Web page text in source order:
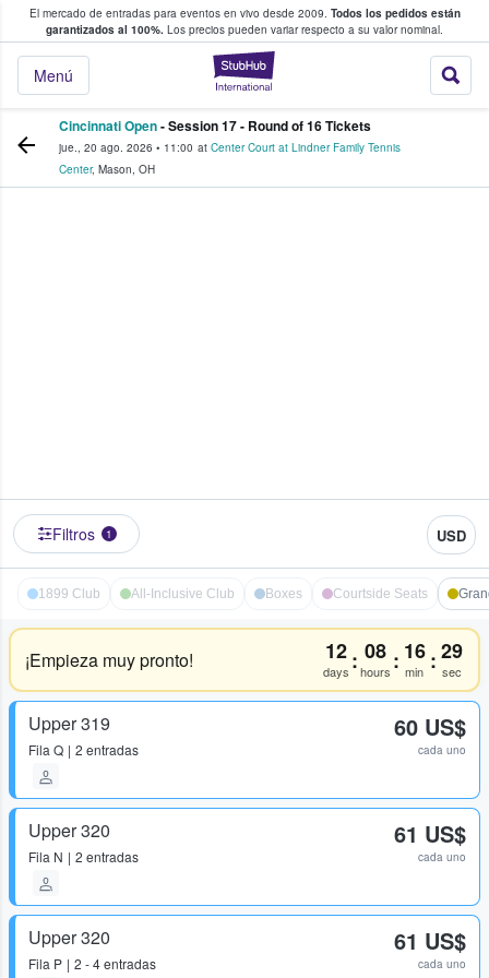
El mercado de entradas para eventos en vivo desde 2009. Todos los pedidos están
garantizados al 100%. Los precios pueden variar respecto a su valor nominal.
StubHub:
Menú
y venta de entradas entre fans
Cincinnati Open- Session 17 - Round of 16 Tickets
jue., 20 ago. 2026 • 11:00 at Center Court at Lindner Family Tennis
Center, Mason, OH
Filtros 1 USD
1899 Club All-Inclusive Club Boxes Courtside Seats
¡Empieza muy pronto! 12
days : 08
hours : 16
min :28
sec
Upper 319
Fila Q 2 entradas
60 US$
cada uno
Upper 320
Fila N 2 entradas
61 US$
cada uno
Upper 320
Fila P 2 - 4 entradas
61 US$
cada uno